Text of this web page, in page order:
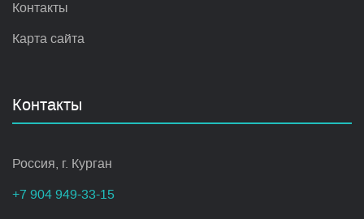
Контакты
Карта сайта
Контакты
Россия, г. Курган
+7 904 949-33-15